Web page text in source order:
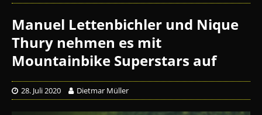
Manuel Lettenbichler und Nique
Thury nehmen es mit
Mountainbike Superstars auf
28. Juli 2020 Dietmar Müller